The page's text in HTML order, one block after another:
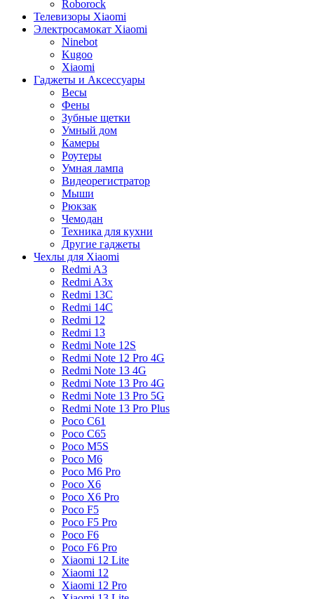
Roborock
Телевизоры Xiaomi
Электросамокат Xiaomi
Ninebot
Kugoo
Xiaomi
Гаджеты и Аксессуары
Весы
Фены
Зубные щетки
Умный дом
Камеры
Роутеры
Умная лампа
Видеорегистратор
Мыши
Рюкзак
Чемодан
Техника для кухни
Другие гаджеты
Чехлы для Xiaomi
Redmi A3
Redmi A3x
Redmi 13C
Redmi 14C
Redmi 12
Redmi 13
Redmi Note 12S
Redmi Note 12 Pro 4G
Redmi Note 13 4G
Redmi Note 13 Pro 4G
Redmi Note 13 Pro 5G
Redmi Note 13 Pro Plus
Poco C61
Poco C65
Poco M5S
Poco M6
Poco M6 Pro
Poco X6
Poco X6 Pro
Poco F5
Poco F5 Pro
Poco F6
Poco F6 Pro
Xiaomi 12 Lite
Xiaomi 12
Xiaomi 12 Pro